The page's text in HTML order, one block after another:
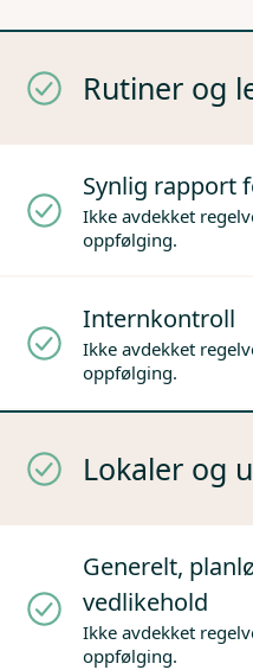
Rutiner og
Synlig rapport
Ikke avdekket
oppfølging.
Internkontroll
Ikke avdekket
oppfølging.
Lokaler og
Generelt,
vedlikehold
Ikke avdekket
oppfølging.